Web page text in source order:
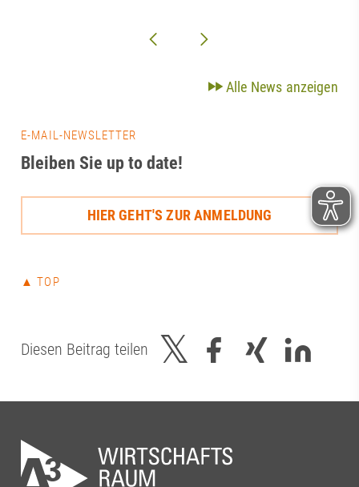
Alle News anzeigen
E-MAIL-NEWSLETTER
Bleiben Sie up to date!
HIER GEHT'S ZUR ANMELDUNG
▲ TOP
Diesen Beitrag teilen